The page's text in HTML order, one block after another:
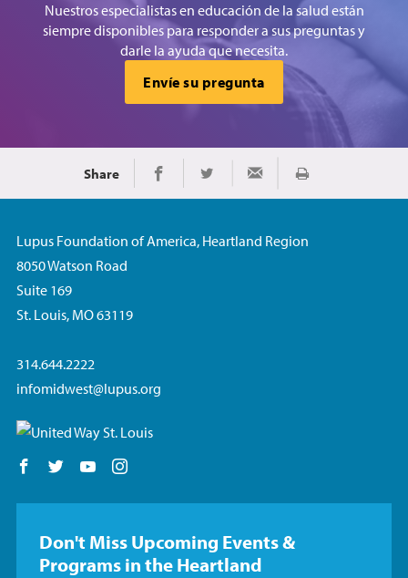
Nuestros especialistas en educación de la salud están
siempre disponibles para responder a sus preguntas y
darle la ayuda que necesita.
Envíe su pregunta
Share Share on Facebook
Share on TwitterShare via EmailImprimir
Lupus Foundation of America, Heartland Region
8050 Watson Road
Suite 169
St. Louis, MO 63119
314.644.2222
infomidwest@lupus.org
Follow us on Facebook
Follow us on Twitter
Follow us on YouTube
Don't Miss Upcoming Events &
Programs in the Heartland